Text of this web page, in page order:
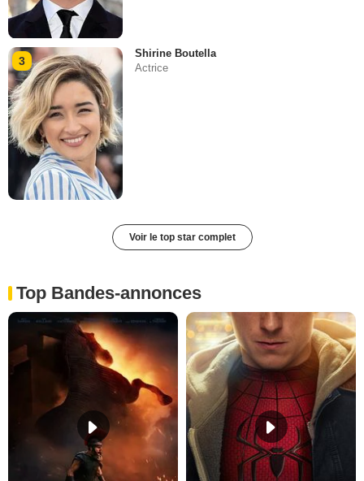
3
Shirine Boutella
Actrice
Voir le top star complet
Top Bandes-annonces